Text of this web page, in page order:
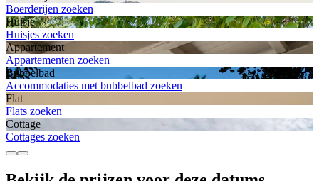
Boerderijen zoeken
Huisje
Huisjes zoeken
Appartement
Appartementen zoeken
Bubbelbad
Accommodaties met bubbelbad zoeken
Flat
Flats zoeken
Cottage
Cottages zoeken